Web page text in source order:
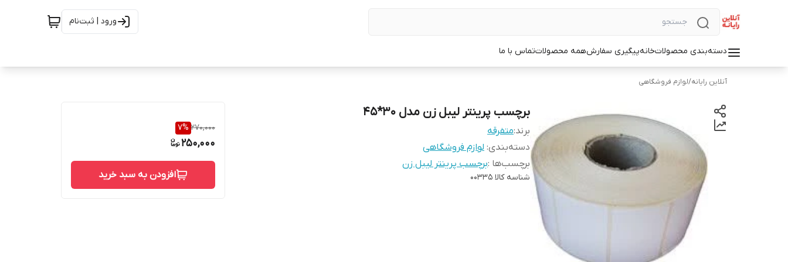
ورود | ثبت‌نام
دسته‌بندی محصولاتخانهپیگیری سفارشهمه محصولاتتماس با ما
آنلاین رایانه/لوازم فروشگاهی
برچسب پرينتر ليبل زن مدل 30*45
برند:متفرقه
دسته‌بندی: لوازم فروشگاهی
برچسب‌ها :برچسب پرينتر ليبل زن
شناسه کالا 00335
270,000
7%
250,000
افزودن به سبد خرید